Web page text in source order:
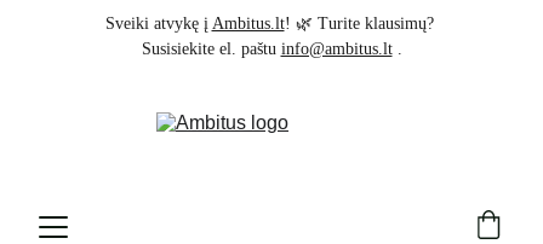
Sveiki atvykę į Ambitus.lt! 🌿 Turite klausimų?
Susisiekite el. paštu info@ambitus.lt .